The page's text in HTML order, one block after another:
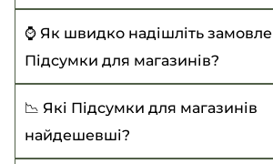
оформіть замовлення із
необхідних даних. Або
оформимо замовлення разом:
+38 (067) 914-36-75
+38 (093) 627-99-41
Наразі доступні такі варіанти
Оплата під час отримання
Безготівковий розрахунок;
⌚ Як швидко надішліть
Підсумки для магазинів?
Оформляючи замовлення на
CamForma.com,ua на Підсумки
📉 Які Підсумки для магазинів
найдешевші?